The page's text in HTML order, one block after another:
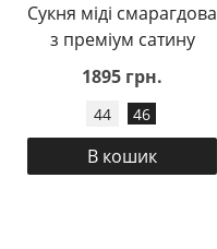
Сукня міді смарагдова
з преміум сатину
1895 грн.
44 46
В кошик